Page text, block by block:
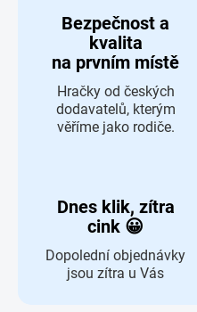
Bezpečnost a
kvalita
na prvním místě
Hračky od českých
dodavatelů, kterým
věříme jako rodiče.
Dnes klik, zítra
cink 😀
Dopolední objednávky
jsou zítra u Vás